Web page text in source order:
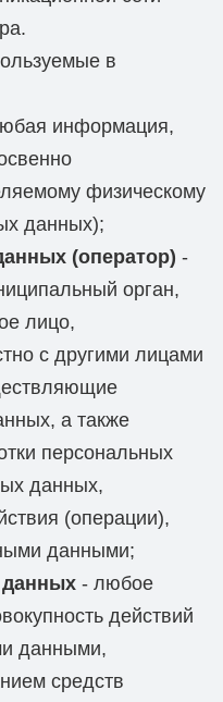
в
информация,
физическому
данных);
(оператор) -
орган,
лицо,
с другими лицами
а также
персональных
данных,
(операции),
данными;
данных - любое
действий
данными,
средств